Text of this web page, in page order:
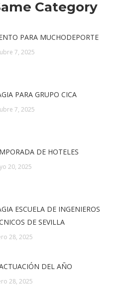
Category
PARA MUCHODEPORTE
7, 2025
PARA GRUPO CICA
7, 2025
DE HOTELES
20, 2025
ESCUELA DE INGENIEROS
DE SEVILLA
28, 2025
DEL AÑO
28, 2025